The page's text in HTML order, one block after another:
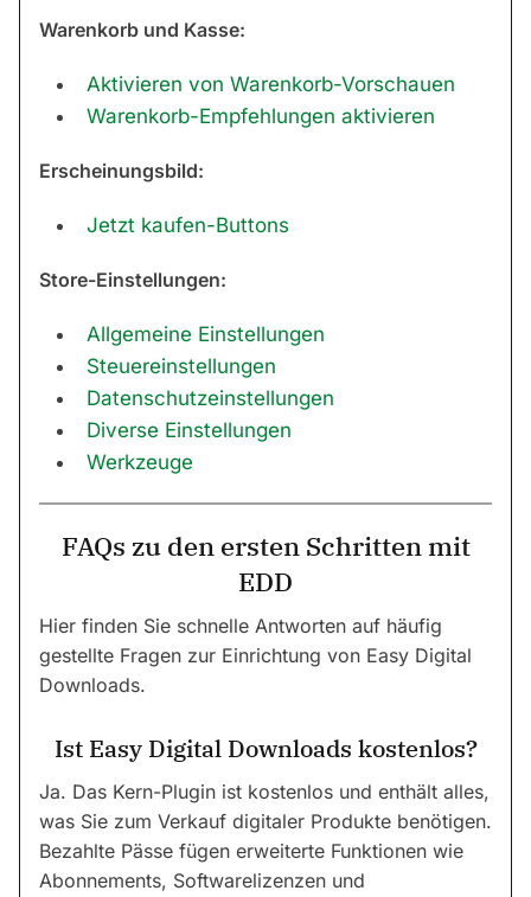
Warenkorb und Kasse:
Aktivieren von Warenkorb-Vorschauen
Warenkorb-Empfehlungen aktivieren
Erscheinungsbild:
Jetzt kaufen-Buttons
Store-Einstellungen:
Allgemeine Einstellungen
Steuereinstellungen
Datenschutzeinstellungen
Diverse Einstellungen
Werkzeuge
FAQs zu den ersten Schritten mit
EDD
Hier finden Sie schnelle Antworten auf häufig
gestellte Fragen zur Einrichtung von Easy Digital
Downloads.
Ist Easy Digital Downloads kostenlos?
Ja. Das Kern-Plugin ist kostenlos und enthält alles,
was Sie zum Verkauf digitaler Produkte benötigen.
Bezahlte Pässe fügen erweiterte Funktionen wie
Abonnements, Softwarelizenzen und